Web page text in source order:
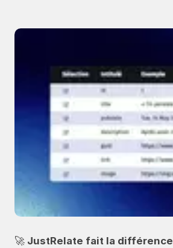
🚀 JustRelate fait la différence